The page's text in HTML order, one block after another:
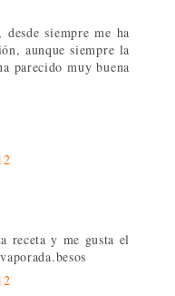
desde siempre me ha
aunque siempre la
parecido muy buena
receta y me gusta el